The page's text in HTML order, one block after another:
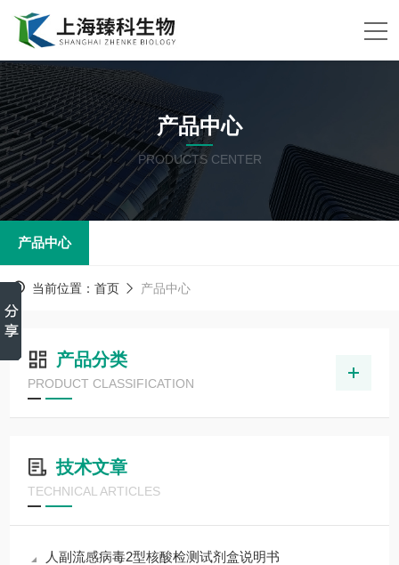
产品中心
PRODUCTS CENTER
产品中心
当前位置： 首页 产品中心
产品分类
PRODUCT CLASSIFICATION
技术文章
TECHNICAL ARTICLES
人副流感病毒2型核酸检测试剂盒说明书